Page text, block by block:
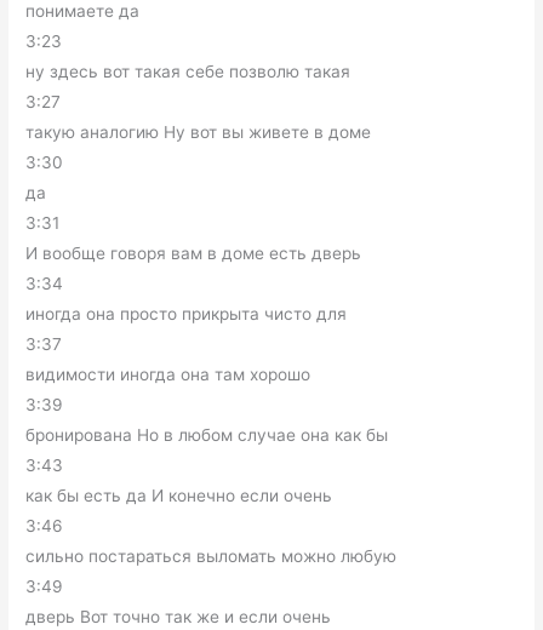
понимаете да
3:23
ну здесь вот такая себе позволю такая
3:27
такую аналогию Ну вот вы живете в доме
3:30
да
3:31
И вообще говоря вам в доме есть дверь
3:34
иногда она просто прикрыта чисто для
3:37
видимости иногда она там хорошо
3:39
бронирована Но в любом случае она как бы
3:43
как бы есть да И конечно если очень
3:46
сильно постараться выломать можно любую
3:49
дверь Вот точно так же и если очень